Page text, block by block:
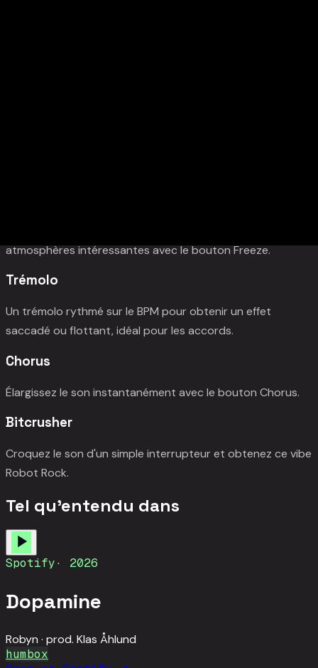
atmosphères intéressantes avec le bouton Freeze.
Trémolo
Un trémolo rythmé sur le BPM pour obtenir un effet
saccadé ou flottant, idéal pour les accords.
Chorus
Élargissez le son instantanément avec le bouton Chorus.
Bitcrusher
Croquez le son d'un simple interrupteur et obtenez ce vibe
Robot Rock.
Tel qu'entendu dans
Spotify· 2026
Dopamine
Robyn · prod. Klas Åhlund
humbox